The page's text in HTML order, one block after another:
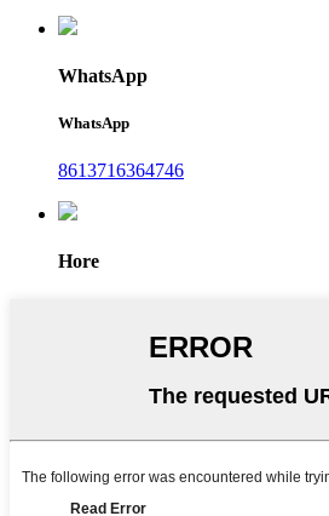
WhatsApp
WhatsApp
8613716364746
Hore